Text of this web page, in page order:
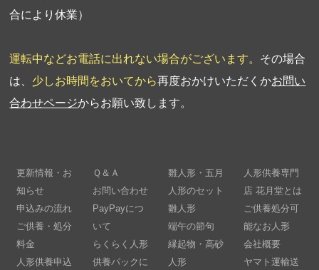
合により休業）
運転中などお電話に出れない場合がございます。 その場合
は、 少しお時間をおいてから再度おかけいただくかお問い
合わせページからお願い致します。
更新情報・お
知らせ
申込みの流れ
ご供養・処分
料金
人形供養申込
Ｑ＆Ａ
お問い合わせ
PayPayにつ
いて
らくらく人形
供養パックに
雛人形・五月
人形のセット
雛人形
端午の節句
縁起物・高砂
人形
人形供養専門
店 花月堂とは
ご供養処分可
能なお人形
会社概要
ヤマト運輸送